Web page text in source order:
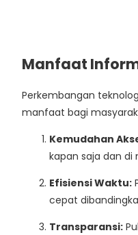
Manfaat
Perkembangan
manfaat bagi
Kemudahan
kapan saja dan di
Efisiensi Waktu:
cepat
Transparansi: